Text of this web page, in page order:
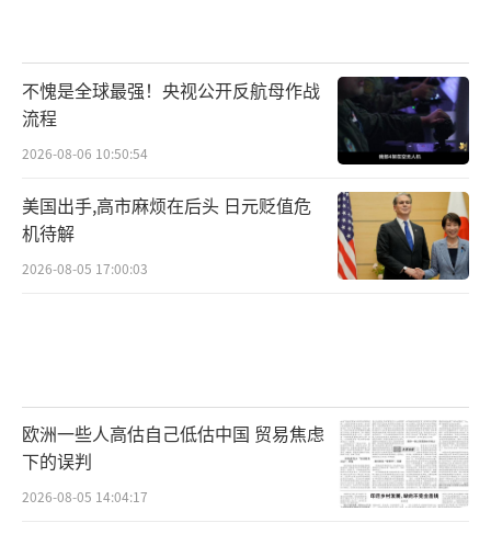
不愧是全球最强！央视公开反航母作战
流程
2026-08-06 10:50:54
美国出手,高市麻烦在后头 日元贬值危
机待解
2026-08-05 17:00:03
欧洲一些人高估自己低估中国 贸易焦虑
下的误判
2026-08-05 14:04:17